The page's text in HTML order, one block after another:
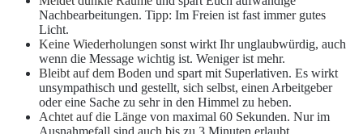
Nachbearbeitungen. Tipp: Im Freien ist fast immer gutes
Licht.
Keine Wiederholungen sonst wirkt Ihr unglaubwürdig, auch
wenn die Message wichtig ist. Weniger ist mehr.
Bleibt auf dem Boden und spart mit Superlativen. Es wirkt
unsympathisch und gestellt, sich selbst, einen Arbeitgeber
oder eine Sache zu sehr in den Himmel zu heben.
Achtet auf die Länge von maximal 60 Sekunden. Nur im
Ausnahmefall sind auch bis zu 3 Minuten erlaubt.